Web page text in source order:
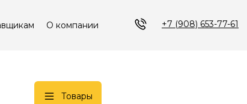
О компании +7 (908) 653-77-61
Товары